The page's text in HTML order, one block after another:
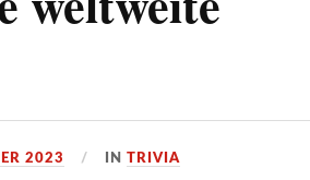
2023 INTRIVIA